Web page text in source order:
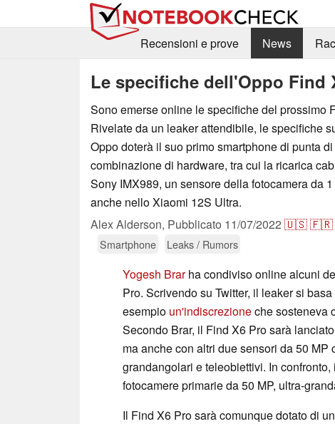
Recensioni e prove
News
Le specifiche dell'Oppo Find
Sono emerse online le specifiche del prossimo
Rivelate da un leaker attendibile, le specifiche
Oppo doterà il suo primo smartphone di punta
combinazione di hardware, tra cui la ricarica
Sony IMX989, un sensore della fotocamera da
anche nello Xiaomi 12S Ultra.
Alex Alderson, Pubblicato 11/07/2022 🇺🇸🇫🇷
Smartphone
Leaks / Rumors
Yogesh Brarha condiviso online alcuni
Pro. Scrivendo su Twitter, il leaker si
esempio un'indiscrezioneche sosteneva
Secondo Brar, il Find X6 Pro sarà
ma anche con altri due sensori da 50
grandangolari e teleobiettivi. In confronto,
fotocamere primarie da 50 MP, ultra-
Il Find X6 Pro sarà comunque dotato di